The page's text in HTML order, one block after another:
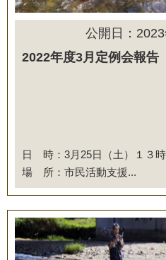
公開日：
2022年度3月定例会報告
日 時：3月25日（土）１３
場 所：市民活動支援...